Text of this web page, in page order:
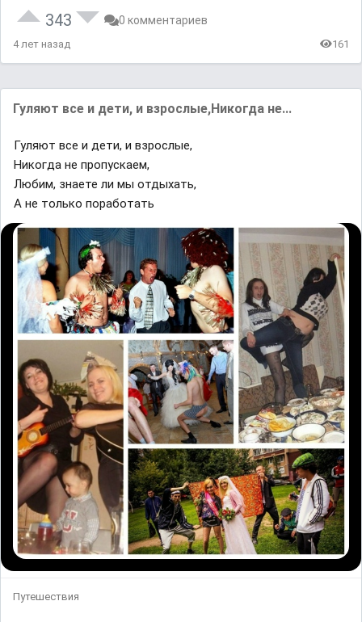
343 0 комментариев
4 лет назад 161
Гуляют все и дети, и взрослые,Никогда не...
Гуляют все и дети, и взрослые,
Никогда не пропускаем,
Любим, знаете ли мы отдыхать,
А не только поработать
Путешествия